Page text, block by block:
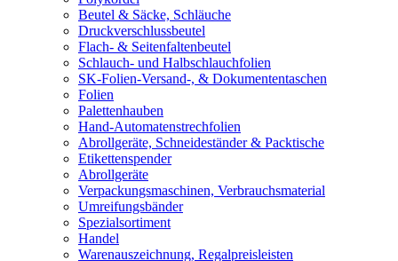
Beutel & Säcke, Schläuche
Druckverschlussbeutel
Flach- & Seitenfaltenbeutel
Schlauch- und Halbschlauchfolien
SK-Folien-Versand-, & Dokumententaschen
Folien
Palettenhauben
Hand-Automatenstrechfolien
Abrollgeräte, Schneideständer & Packtische
Etikettenspender
Abrollgeräte
Verpackungsmaschinen, Verbrauchsmaterial
Umreifungsbänder
Spezialsortiment
Handel
Warenauszeichnung, Regalpreisleisten